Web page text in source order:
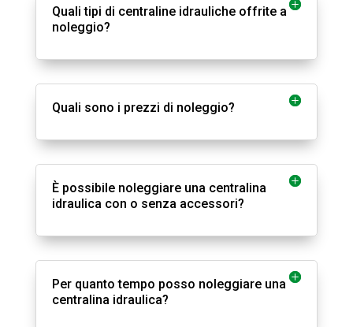
Quali tipi di centraline idrauliche offrite a
noleggio?
Quali sono i prezzi di noleggio?
È possibile noleggiare una centralina
idraulica con o senza accessori?
Per quanto tempo posso noleggiare una
centralina idraulica?